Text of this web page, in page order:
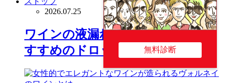
2026.07.25
ワインの液漏れにお悩みの方にお
すすめのドロップストップ
無料診断